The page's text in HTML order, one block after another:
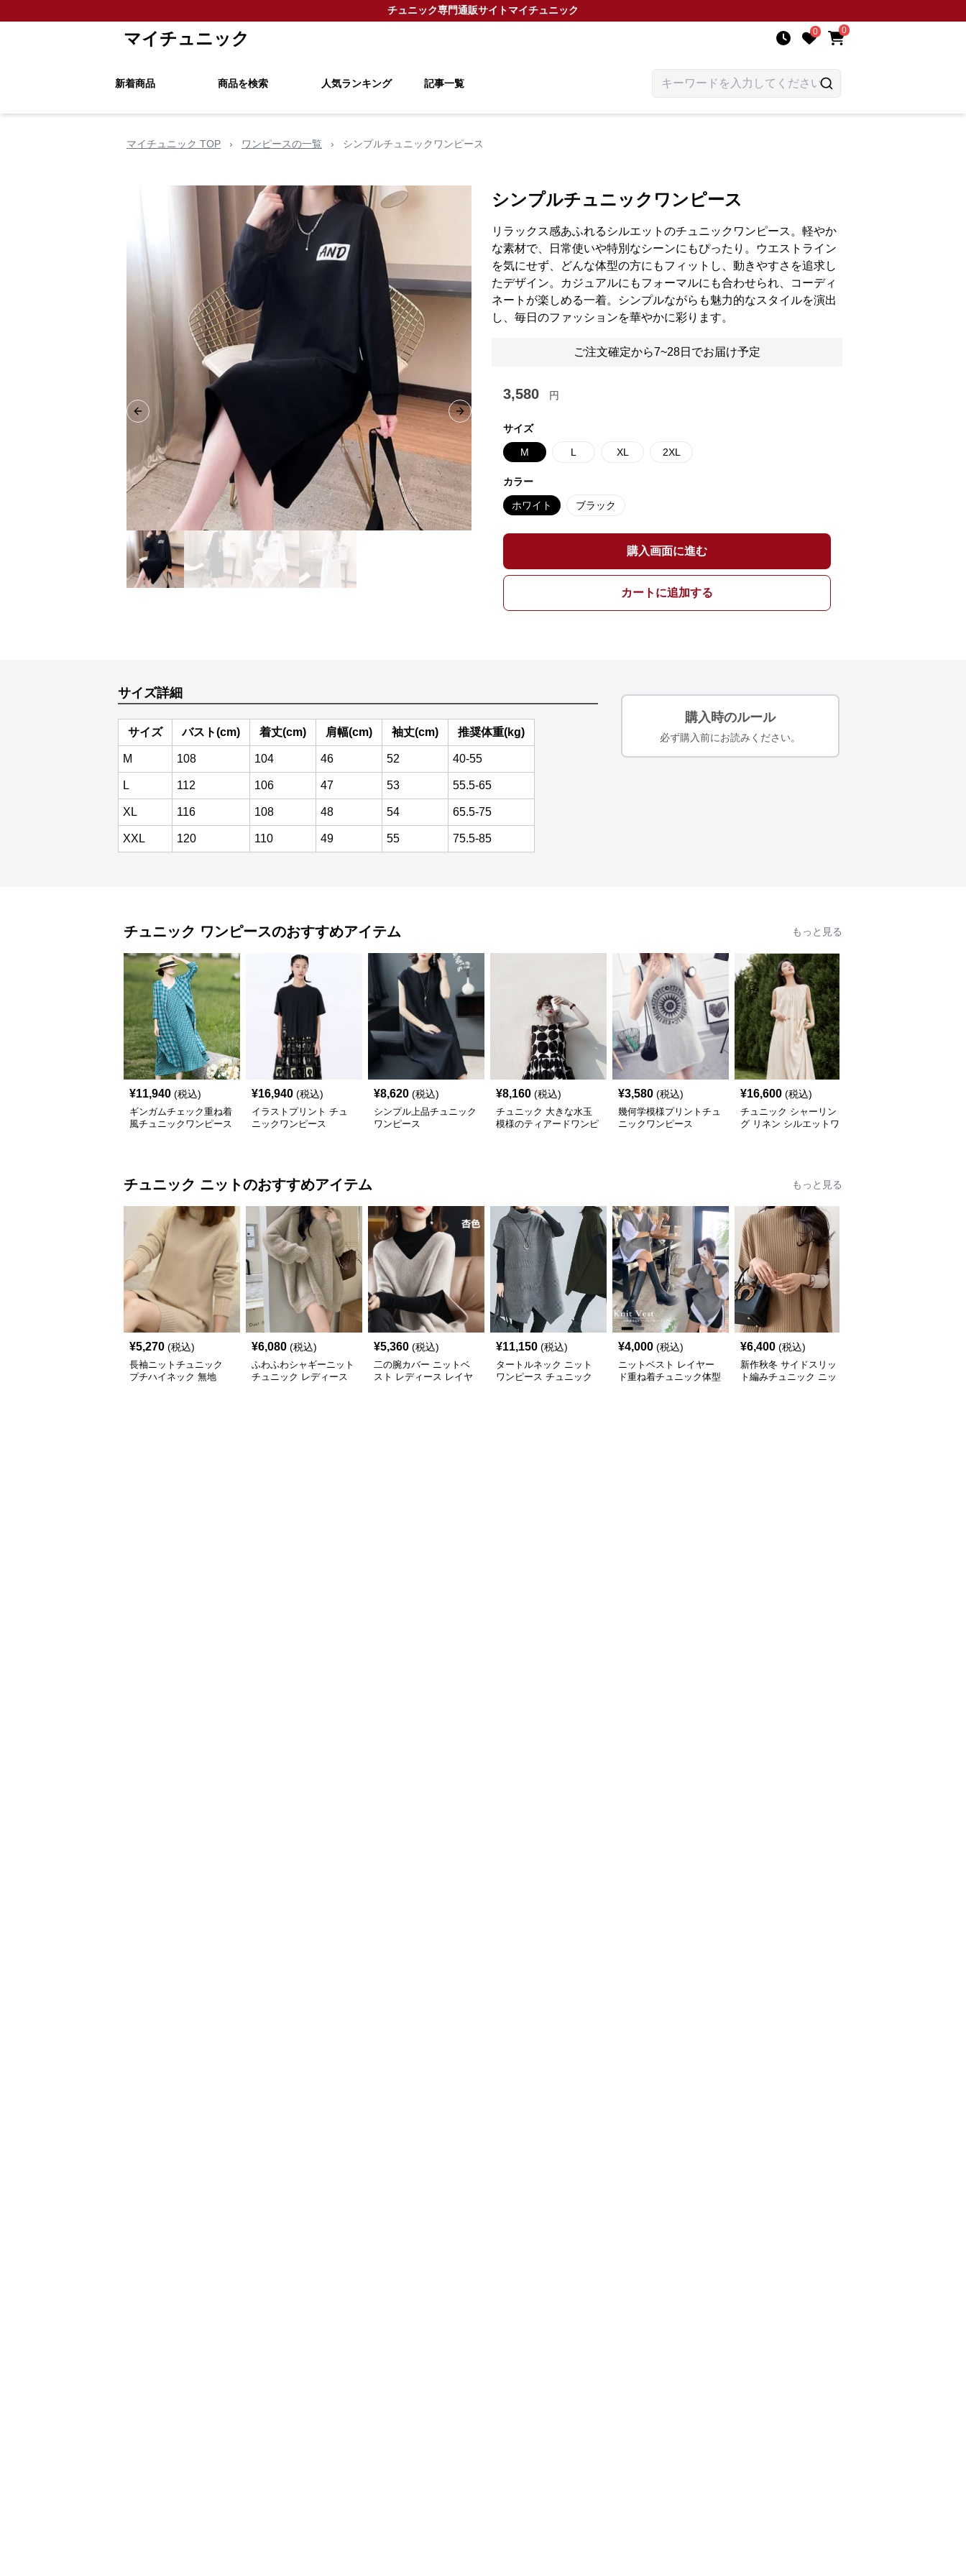
チュニック専門通販サイトマイチュニック
マイチュニック 0 0
新着商品 商品を検索 人気ランキング 記事一覧
マイチュニック TOP › ワンピースの一覧 › シンプルチュニックワンピース
Previous slide Next slide
シンプルチュニックワンピース
リラックス感あふれるシルエットのチュニックワンピース。軽やか
な素材で、日常使いや特別なシーンにもぴったり。ウエストライン
を気にせず、どんな体型の方にもフィットし、動きやすさを追求し
たデザイン。カジュアルにもフォーマルにも合わせられ、コーディ
ネートが楽しめる一着。シンプルながらも魅力的なスタイルを演出
し、毎日のファッションを華やかに彩ります。
ご注文確定から7~28日でお届け予定
3,580 円
サイズ
M L XL 2XL
カラー
ホワイト ブラック
購入画面に進む
カートに追加する
サイズ詳細
サイズ バスト(cm) 着丈(cm) 肩幅(cm) 袖丈(cm) 推奨体重(kg)
M 108 104 46 52 40-55
L 112 106 47 53 55.5-65
XL 116 108 48 54 65.5-75
XXL 120 110 49 55 75.5-85
購入時のルール
必ず購入前にお読みください。
チュニック ワンピースのおすすめアイテム もっと見る
¥11,940 (税込)
ギンガムチェック重ね着
風チュニックワンピース
¥16,940 (税込)
イラストプリント チュ
ニックワンピース
¥8,620 (税込)
シンプル上品チュニック
ワンピース
¥8,160 (税込)
チュニック 大きな水玉
模様のティアードワンピ
¥3,580 (税込)
幾何学模様プリントチュ
ニックワンピース
¥16,600 (税込)
チュニック シャーリン
グ リネン シルエットワ
チュニック ニットのおすすめアイテム もっと見る
¥5,270 (税込)
長袖ニットチュニック
プチハイネック 無地
¥6,080 (税込)
ふわふわシャギーニット
チュニック レディース
¥5,360 (税込)
二の腕カバー ニットベ
スト レディース レイヤ
¥11,150 (税込)
タートルネック ニット
ワンピース チュニック
¥4,000 (税込)
ニットベスト レイヤー
ド重ね着チュニック体型
¥6,400 (税込)
新作秋冬 サイドスリッ
ト編みチュニック ニッ